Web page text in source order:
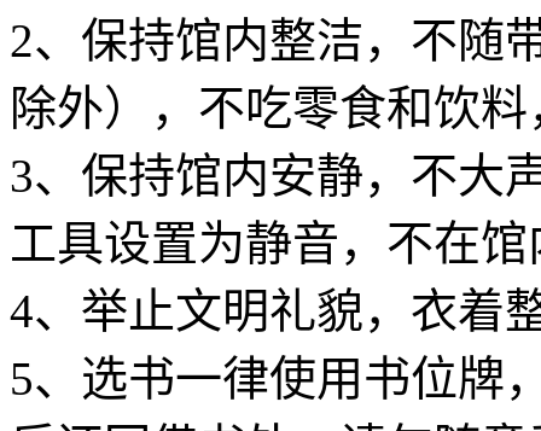
2、保持馆内整洁，不随
除外），不吃零食和饮
3、保持馆内安静，不大
工具设置为静音，不在
4、举止文明礼貌，衣着
5、选书一律使用书位牌